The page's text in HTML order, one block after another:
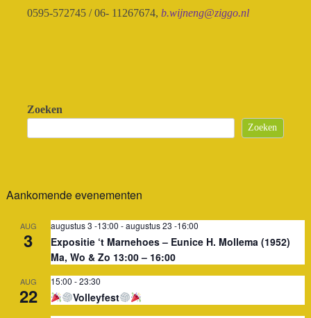
0595-572745 / 06- 11267674, b.wijneng@ziggo.nl
Zoeken
Zoeken
Aankomende evenementen
AUG
3
augustus 3 -13:00 -augustus 23 -16:00
Expositie ‘t Marnehoes – Eunice H. Mollema (1952)
Ma, Wo & Zo 13:00 – 16:00
AUG
22
15:00 -23:30
Volleyfest